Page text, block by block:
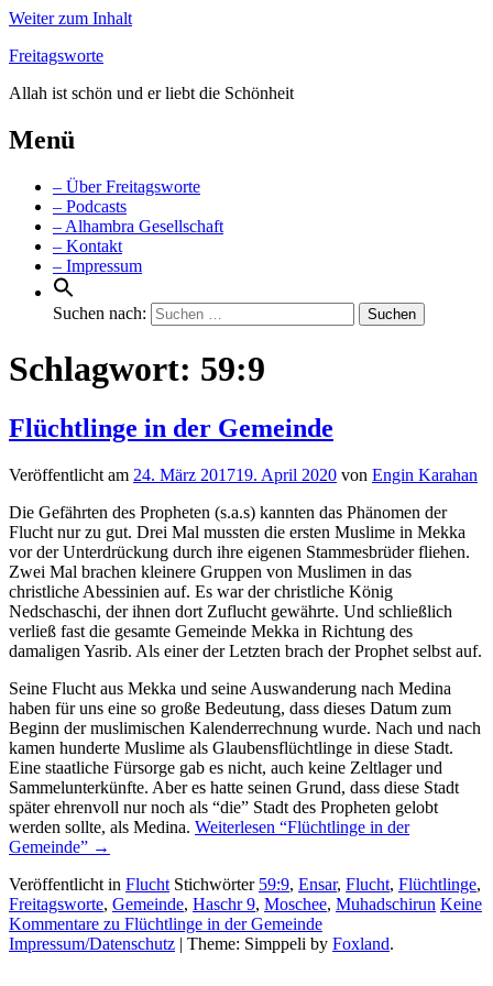
Weiter zum Inhalt
Freitagsworte
Allah ist schön und er liebt die Schönheit
Menü
– Über Freitagsworte
– Podcasts
– Alhambra Gesellschaft
– Kontakt
– Impressum
Suchen nach:
Schlagwort: 59:9
Flüchtlinge in der Gemeinde
Veröffentlicht am 24. März 201719. April 2020 von Engin Karahan
Die Gefährten des Propheten (s.a.s) kannten das Phänomen der
Flucht nur zu gut. Drei Mal mussten die ersten Muslime in Mekka
vor der Unterdrückung durch ihre eigenen Stammesbrüder fliehen.
Zwei Mal brachen kleinere Gruppen von Muslimen in das
christliche Abessinien auf. Es war der christliche König
Nedschaschi, der ihnen dort Zuflucht gewährte. Und schließlich
verließ fast die gesamte Gemeinde Mekka in Richtung des
damaligen Yasrib. Als einer der Letzten brach der Prophet selbst auf.
Seine Flucht aus Mekka und seine Auswanderung nach Medina
haben für uns eine so große Bedeutung, dass dieses Datum zum
Beginn der muslimischen Kalenderrechnung wurde. Nach und nach
kamen hunderte Muslime als Glaubensflüchtlinge in diese Stadt.
Eine staatliche Fürsorge gab es nicht, auch keine Zeltlager und
Sammelunterkünfte. Aber es hatte seinen Grund, dass diese Stadt
später ehrenvoll nur noch als “die” Stadt des Propheten gelobt
werden sollte, als Medina. Weiterlesen “Flüchtlinge in der
Gemeinde” →
Veröffentlicht in Flucht Stichwörter 59:9, Ensar, Flucht, Flüchtlinge,
Freitagsworte, Gemeinde, Haschr 9, Moschee, Muhadschirun Keine
Kommentare zu Flüchtlinge in der Gemeinde
Impressum/Datenschutz | Theme: Simppeli by Foxland.